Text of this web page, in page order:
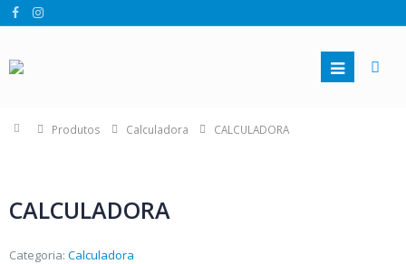
Produtos Calculadora CALCULADORA
CALCULADORA
Categoria: Calculadora